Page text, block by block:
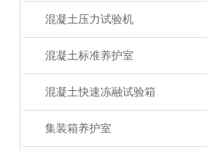
混凝土压力试验机
混凝土标准养护室
混凝土快速冻融试验箱
集装箱养护室